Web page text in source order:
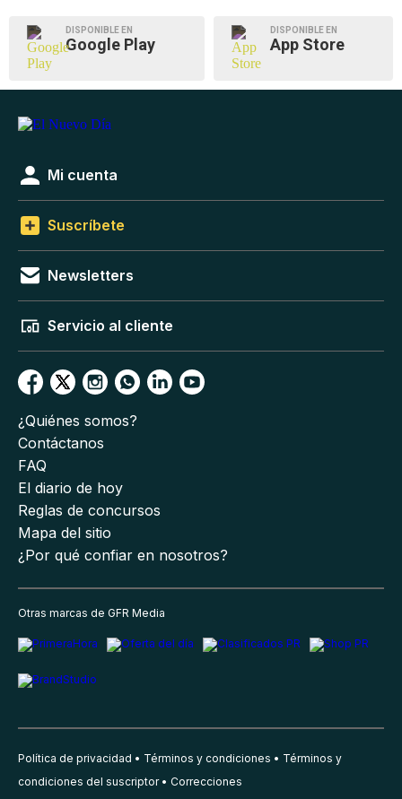
DISPONIBLE EN
Google Play
DISPONIBLE EN
App Store
Mi cuenta
Suscríbete
Newsletters
Servicio al cliente
¿Quiénes somos?
Contáctanos
FAQ
El diario de hoy
Reglas de concursos
Mapa del sitio
¿Por qué confiar en nosotros?
Otras marcas de GFR Media
Política de privacidad Términos y condiciones
Términos y
condiciones del suscriptor
Correcciones